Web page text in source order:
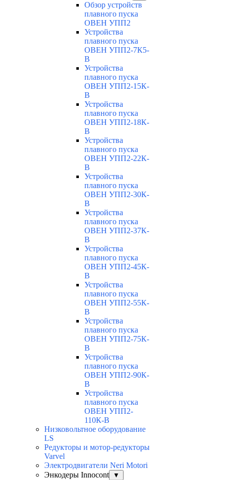
Обзор устройств
плавного пуска
ОВЕН УПП2
Устройства
плавного пуска
ОВЕН УПП2-7К5-
В
Устройства
плавного пуска
ОВЕН УПП2-15К-
В
Устройства
плавного пуска
ОВЕН УПП2-18К-
В
Устройства
плавного пуска
ОВЕН УПП2-22К-
В
Устройства
плавного пуска
ОВЕН УПП2-30К-
В
Устройства
плавного пуска
ОВЕН УПП2-37К-
В
Устройства
плавного пуска
ОВЕН УПП2-45К-
В
Устройства
плавного пуска
ОВЕН УПП2-55К-
В
Устройства
плавного пуска
ОВЕН УПП2-75К-
В
Устройства
плавного пуска
ОВЕН УПП2-90К-
В
Устройства
плавного пуска
ОВЕН УПП2-
110К-В
Низковольтное оборудование
LS
Редукторы и мотор-редукторы
Varvel
Электродвигатели Neri Motori
Энкодеры Innocont
▼